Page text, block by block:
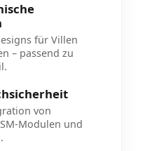
für Villen
– passend zu
von
Modulen und